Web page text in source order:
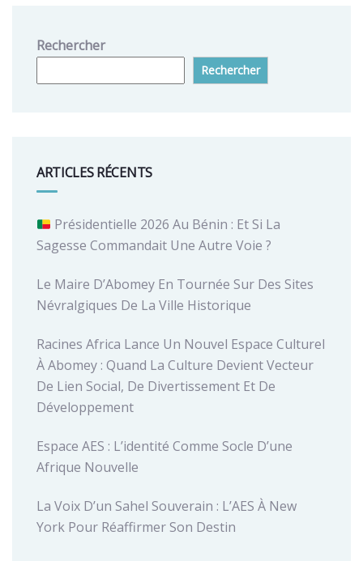
Rechercher
Rechercher
ARTICLES RÉCENTS
Présidentielle 2026 Au Bénin : Et Si La
Sagesse Commandait Une Autre Voie ?
Le Maire D’Abomey En Tournée Sur Des Sites
Névralgiques De La Ville Historique
Racines Africa Lance Un Nouvel Espace Culturel
À Abomey : Quand La Culture Devient Vecteur
De Lien Social, De Divertissement Et De
Développement
Espace AES : L’identité Comme Socle D’une
Afrique Nouvelle
La Voix D’un Sahel Souverain : L’AES À New
York Pour Réaffirmer Son Destin